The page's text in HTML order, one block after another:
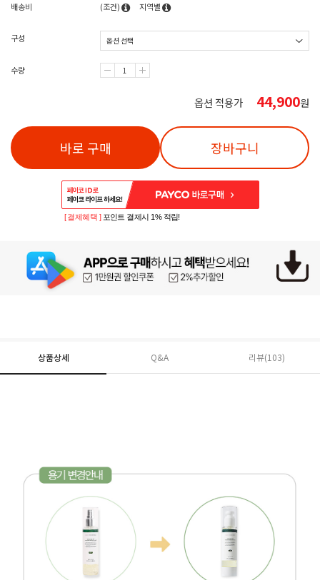
배송비
(조건) 지역별
구성
수량
옵션 적용가 44,900원
바로 구매 장바구니
페이코 ID로 페
PAYCO 바로구매
[ 결제혜택 ] 포인트 결제시 1% 적립!
상품상세 Q&A 리뷰(103)